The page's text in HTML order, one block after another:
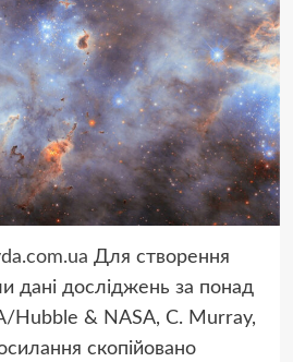
Для створення
дані досліджень за понад
Hubble & NASA, C. Murray,
скопійовано